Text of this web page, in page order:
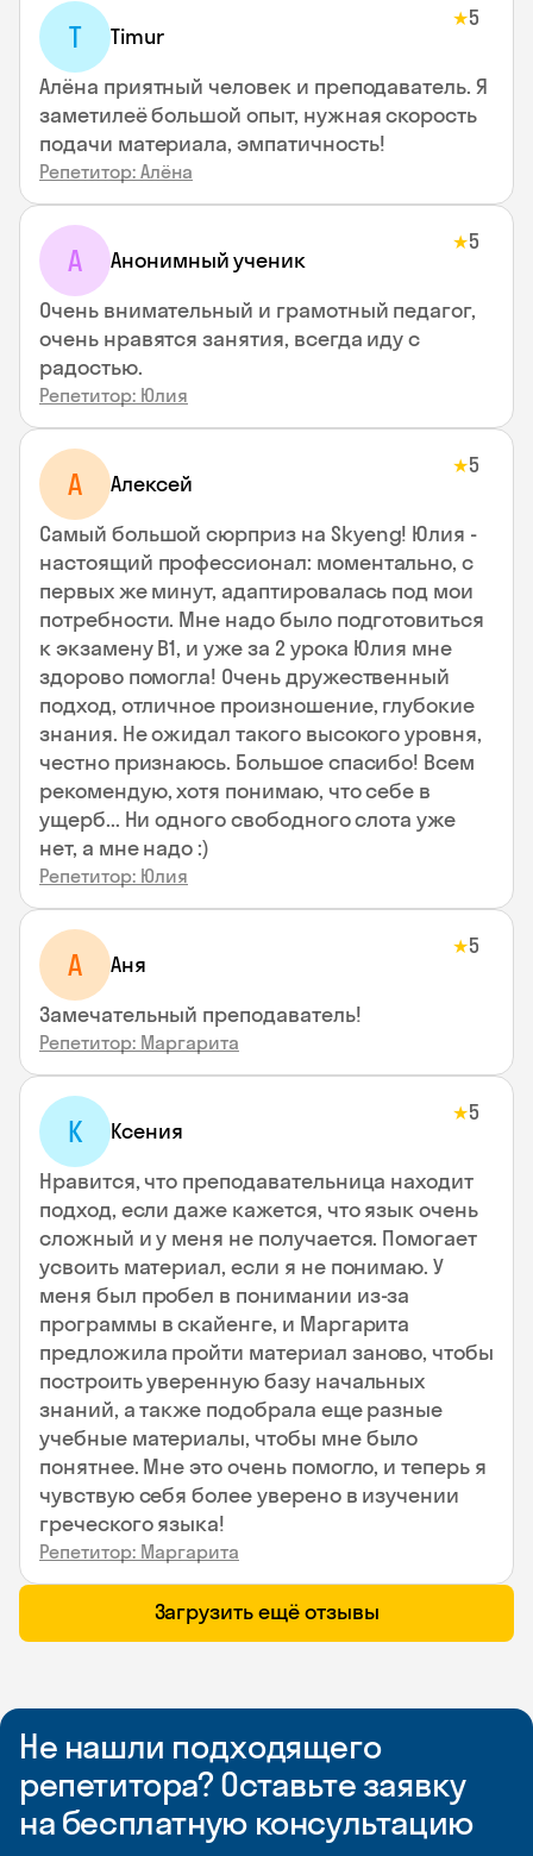
T Timur
★5
Алёна приятный человек и преподаватель. Я
заметилеё большой опыт, нужная скорость
подачи материала, эмпатичность!
Репетитор: Алёна
А Анонимный ученик
★5
Очень внимательный и грамотный педагог,
очень нравятся занятия, всегда иду с
радостью.
Репетитор: Юлия
А Алексей
★5
Самый большой сюрприз на Skyeng! Юлия -
настоящий профессионал: моментально, с
первых же минут, адаптировалась под мои
потребности. Мне надо было подготовиться
к экзамену В1, и уже за 2 урока Юлия мне
здорово помогла! Очень дружественный
подход, отличное произношение, глубокие
знания. Не ожидал такого высокого уровня,
честно признаюсь. Большое спасибо! Всем
рекомендую, хотя понимаю, что себе в
ущерб... Ни одного свободного слота уже
нет, а мне надо :)
Репетитор: Юлия
А Аня
★5
Замечательный преподаватель!
Репетитор: Маргарита
К Ксения
★5
Нравится, что преподавательница находит
подход, если даже кажется, что язык очень
сложный и у меня не получается. Помогает
усвоить материал, если я не понимаю. У
меня был пробел в понимании из-за
программы в скайенге, и Маргарита
предложила пройти материал заново, чтобы
построить уверенную базу начальных
знаний, а также подобрала еще разные
учебные материалы, чтобы мне было
понятнее. Мне это очень помогло, и теперь я
чувствую себя более уверено в изучении
греческого языка!
Репетитор: Маргарита
Загрузить ещё отзывы
Не нашли подходящего
репетитора? Оставьте заявку
на бесплатную консультацию